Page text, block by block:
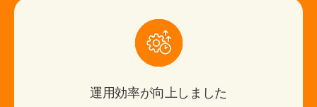
運用効率が向上しました